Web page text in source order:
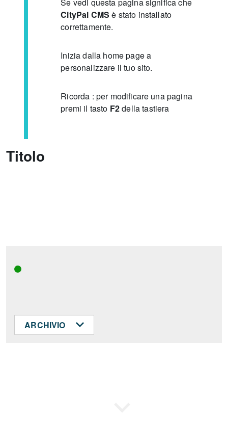
CityPal CMS è stato installato
correttamente.
Inizia dalla home page a
personalizzare il tuo sito.
Ricorda : per modificare una pagina
premi il tasto F2della tastiera
Titolo
ARCHIVIO